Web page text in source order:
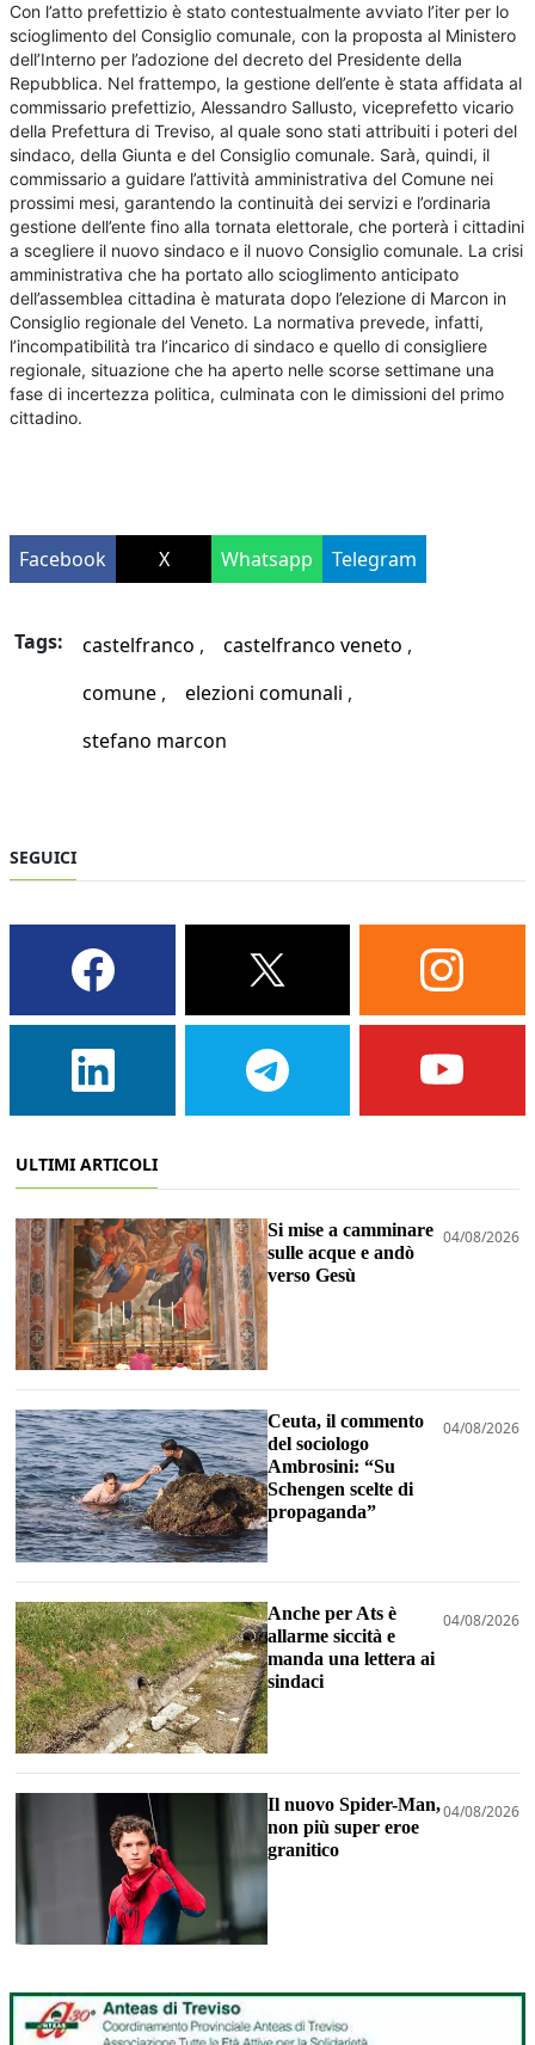
Con l’atto prefettizio è stato contestualmente avviato l’iter per lo
scioglimento del Consiglio comunale, con la proposta al Ministero
dell’Interno per l’adozione del decreto del Presidente della
Repubblica. Nel frattempo, la gestione dell’ente è stata affidata al
commissario prefettizio, Alessandro Sallusto, viceprefetto vicario
della Prefettura di Treviso, al quale sono stati attribuiti i poteri del
sindaco, della Giunta e del Consiglio comunale. Sarà, quindi, il
commissario a guidare l’attività amministrativa del Comune nei
prossimi mesi, garantendo la continuità dei servizi e l’ordinaria
gestione dell’ente fino alla tornata elettorale, che porterà i cittadini
a scegliere il nuovo sindaco e il nuovo Consiglio comunale. La crisi
amministrativa che ha portato allo scioglimento anticipato
dell’assemblea cittadina è maturata dopo l’elezione di Marcon in
Consiglio regionale del Veneto. La normativa prevede, infatti,
l’incompatibilità tra l’incarico di sindaco e quello di consigliere
regionale, situazione che ha aperto nelle scorse settimane una
fase di incertezza politica, culminata con le dimissioni del primo
cittadino.
Facebook X Whatsapp Telegram
Tags: castelfranco
castelfranco veneto
comune
elezioni comunali
stefano marcon
SEGUICI
ULTIMI ARTICOLI
Si mise a camminare
sulle acque e andò
verso Gesù
04/08/2026
Ceuta, il commento
del sociologo
Ambrosini: “Su
Schengen scelte di
propaganda”
04/08/2026
Anche per Ats è
allarme siccità e
manda una lettera ai
sindaci
04/08/2026
Il nuovo Spider-Man,
non più super eroe
granitico
04/08/2026